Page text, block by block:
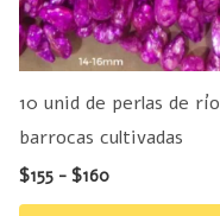
10 unid de perlas de río
barrocas cultivadas
$155 - $160